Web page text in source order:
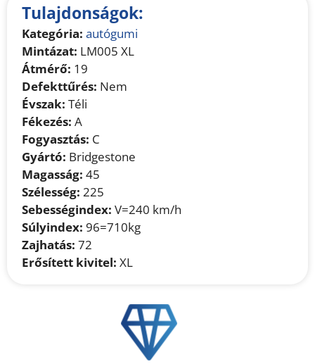
Tulajdonságok:
Kategória: autógumi
Mintázat: LM005 XL
Átmérő: 19
Defekttűrés: Nem
Évszak: Téli
Fékezés: A
Fogyasztás: C
Gyártó: Bridgestone
Magasság: 45
Szélesség: 225
Sebességindex: V=240 km/h
Súlyindex: 96=710kg
Zajhatás: 72
Erősített kivitel: XL